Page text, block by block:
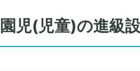
園児(児童)の進級